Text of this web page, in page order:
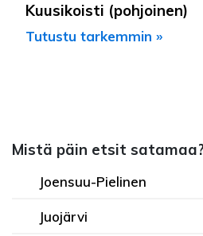
Kuusikoisti (pohjoinen)
Tutustu tarkemmin »
Mistä päin etsit
Joensuu-Pielinen
Juojärvi